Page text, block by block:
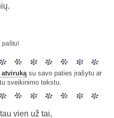
paštu!
su savo paties įrašytu ar
sveikinimo tekstu.
vien už tai,